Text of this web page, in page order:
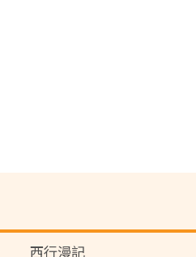
西行漫記